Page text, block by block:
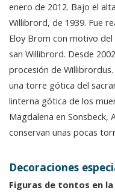
enero de 2012. Bajo el
Willibrord, de 1939. Fue
Eloy Brom con motivo
san Willibrord. Desde
procesión de
una torre gótica del
linterna gótica de los
Magdalena en Sonsbeck,
conservan unas pocas
Decoraciones
Figuras de tontos en